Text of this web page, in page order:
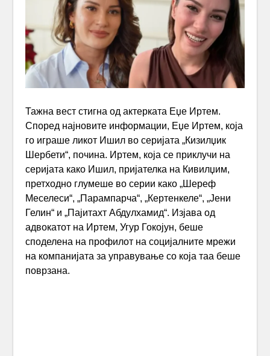
Тажна вест стигна од актерката Еџе Иртем.
Според најновите информации, Еџе Иртем, која
го играше ликот Ишил во серијата „Кизилџик
Шербети“, почина. Иртем, која се приклучи на
серијата како Ишил, пријателка на Кивилџим,
претходно глумеше во серии како „Шереф
Меселеси“, „Парампарча“, „Кертенкеле“, „Јени
Гелин“ и „Пајитахт Абдулхамид“. Изјава од
адвокатот на Иртем, Угур Гокојун, беше
споделена на профилот на социјалните мрежи
на компанијата за управување со која таа беше
поврзана.